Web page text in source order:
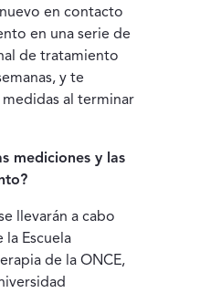
en contacto
en una serie de
de tratamiento
y te
al terminar
mediciones y las
llevarán a cabo
la Escuela
de la ONCE,